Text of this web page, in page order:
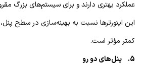
عملکرد بهتری دارند و برای سیستم‌های بزرگ
این اینورتر‌ها نسبت به بهینه‌سازی در سطح
کمتر مؤثر است.
5. پنل‌های دو رو